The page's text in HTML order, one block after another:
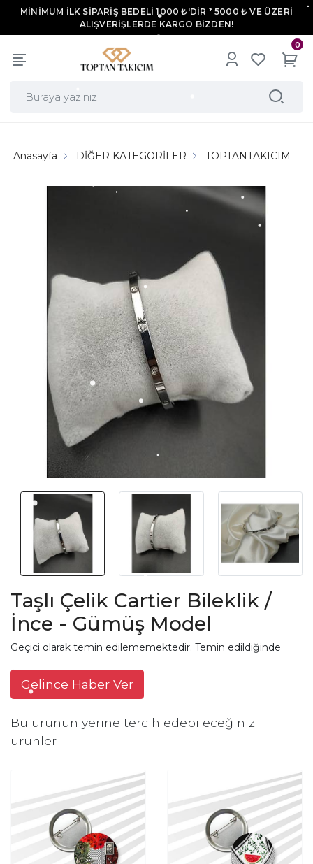
MİNİMUM İLK SİPARİŞ BEDELİ 1000 ₺'DİR * 5000 ₺ VE ÜZERİ
ALIŞVERİŞLERDE KARGO BİZDEN!
0
Anasayfa DİĞER KATEGORİLER TOPTANTAKICIM
Taşlı Çelik Cartier Bileklik /
İnce - Gümüş Model
Geçici olarak temin edilememektedir. Temin edildiğinde
Gelince Haber Ver
Bu ürünün yerine tercih edebileceğiniz
ürünler